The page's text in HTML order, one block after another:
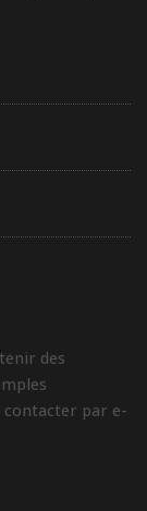
des
contacter par e-